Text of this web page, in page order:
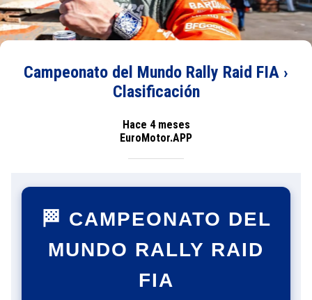
Campeonato del Mundo Rally Raid FIA ›
Clasificación
Hace 4 meses
EuroMotor.APP
🏁 CAMPEONATO DEL
MUNDO RALLY RAID
FIA